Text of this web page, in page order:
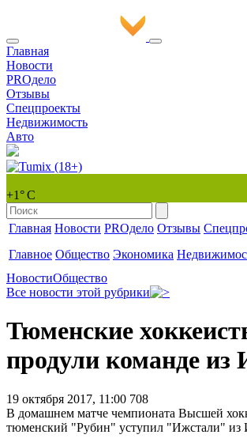
Главная
Новости
PROдело
Отзывы
Спецпроекты
Недвижимость
Авто
+1° С
Главная Новости PROдело Отзывы
Главное Общество Экономика
НовостиОбщество
Все новости этой рубрики
Тюменские
продули команде из
19 октября 2017, 11:00 708
В домашнем матче чемпионата Высшей
тюменский "Рубин" уступил "Ижстали" из